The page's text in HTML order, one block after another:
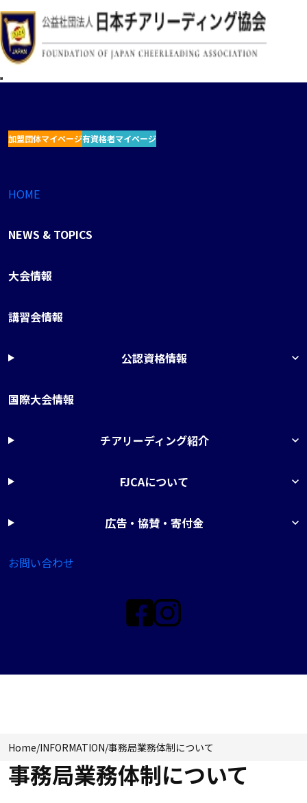
加盟団体マイページ有資格者マイページ
HOME
NEWS & TOPICS
大会情報
講習会情報
公認資格情報
国際大会情報
チアリーディング紹介
FJCAについて
広告・協賛・寄付金
お問い合わせ
Home/INFORMATION/事務局業務体制について
事務局業務体制について